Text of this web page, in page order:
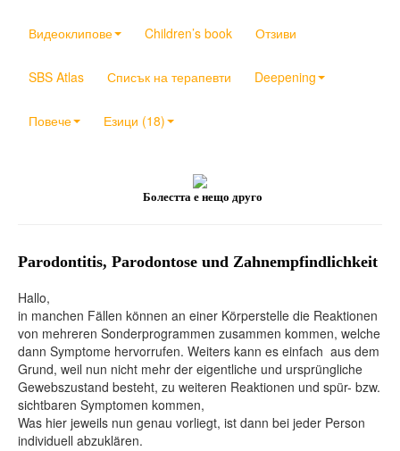
Видеоклипове Children’s book Отзиви
SBS Atlas Списък на терапевти Deepening
Повече Езици (18)
Болестта е нещо друго
Parodontitis, Parodontose und Zahnempfindlichkeit
Hallo,
in manchen Fällen können an einer Körperstelle die Reaktionen
von mehreren Sonderprogrammen zusammen kommen, welche
dann Symptome hervorrufen. Weiters kann es einfach aus dem
Grund, weil nun nicht mehr der eigentliche und ursprüngliche
Gewebszustand besteht, zu weiteren Reaktionen und spür- bzw.
sichtbaren Symptomen kommen,
Was hier jeweils nun genau vorliegt, ist dann bei jeder Person
individuell abzuklären.